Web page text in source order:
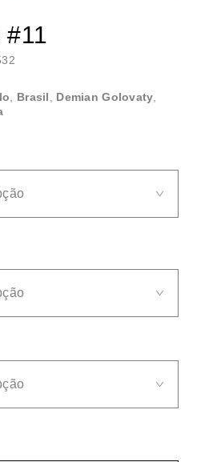
Brasil Demian Golovaty